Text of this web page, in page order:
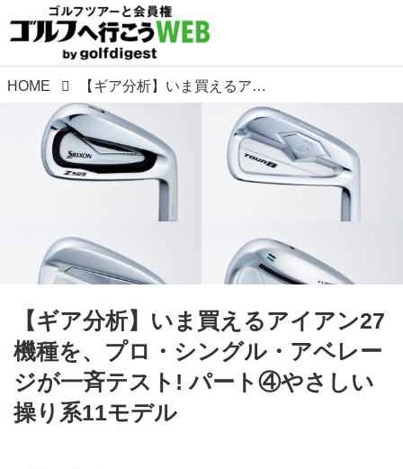
HOME 【ギア分析】いま買えるアイアン27機種を、プロ・シングル・アベレージが一斉テスト! パート④やさしい操り系11モデル
【ギア分析】いま買えるアイアン27
機種を、プロ・シングル・アベレー
ジが一斉テスト! パート④やさしい
操り系11モデル